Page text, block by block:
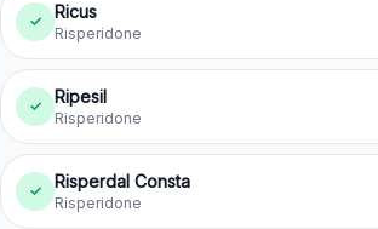
✓ Ricus
Risperidone
✓ Ripesil
Risperidone
✓ Risperdal Consta
Risperidone